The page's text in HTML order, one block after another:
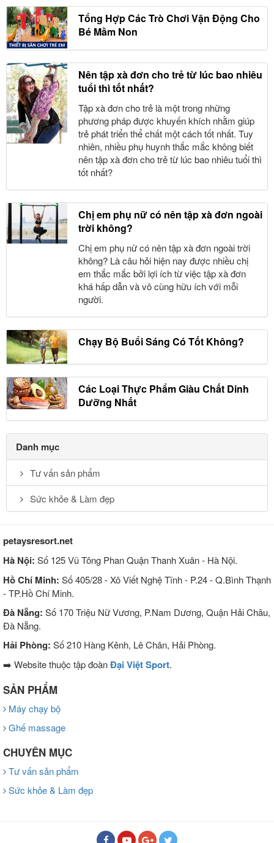
Tổng Hợp Các Trò Chơi Vận Động Cho
Bé Mầm Non
Nên tập xà đơn cho trẻ từ lúc bao nhiêu
tuổi thì tốt nhất?
Tập xà đơn cho trẻ là một trong những
phương pháp được khuyến khích nhằm giúp
trẻ phát triển thể chất một cách tốt nhất. Tuy
nhiên, nhiều phụ huynh thắc mắc không biết
nên tập xà đơn cho trẻ từ lúc bao nhiêu tuổi thì
tốt nhất?
Chị em phụ nữ có nên tập xà đơn ngoài
trời không?
Chị em phụ nữ có nên tập xà đơn ngoài trời
không? Là câu hỏi hiện nay được nhiều chị
em thắc mắc bởi lợi ích từ việc tập xà đơn
khá hấp dẫn và vô cùng hữu ích với mỗi
người.
Chạy Bộ Buổi Sáng Có Tốt Không?
Các Loại Thực Phẩm Giàu Chất Dinh
Dưỡng Nhất
Danh mục
Tư vấn sản phẩm
Sức khỏe & Làm đẹp
petaysresort.net
Hà Nội: Số 125 Vũ Tông Phan Quận Thanh Xuân - Hà Nội.
Hồ Chí Minh: Số 405/28 - Xô Viết Nghệ Tĩnh - P.24 - Q.Bình Thạnh
- TP.Hồ Chí Minh.
Đà Nẵng: Số 170 Triệu Nữ Vương, P.Nam Dương, Quận Hải Châu,
Đà Nẵng.
Hải Phòng: Số 210 Hàng Kênh, Lê Chân, Hải Phòng.
➡️ Website thuộc tập đoànĐại Việt Sport.
SẢN PHẨM
Máy chạy bộ
Ghế massage
CHUYÊN MỤC
Tư vấn sản phẩm
Sức khỏe & Làm đẹp